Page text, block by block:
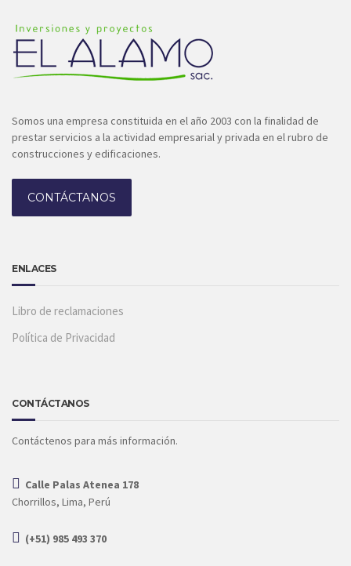
Somos una empresa constituida en el año 2003 con la finalidad de
prestar servicios a la actividad empresarial y privada en el rubro de
construcciones y edificaciones.
CONTÁCTANOS
ENLACES
Libro de reclamaciones
Política de Privacidad
CONTÁCTANOS
Contáctenos para más información.
Calle Palas Atenea 178
Chorrillos, Lima, Perú
(+51) 985 493 370